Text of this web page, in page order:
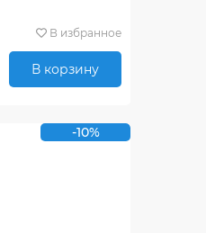
В избранное
В корзину
-10%